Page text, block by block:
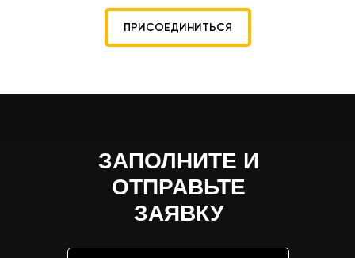
ПРИСОЕДИНИТЬСЯ
ЗАПОЛНИТЕ И
ОТПРАВЬТЕ
ЗАЯВКУ